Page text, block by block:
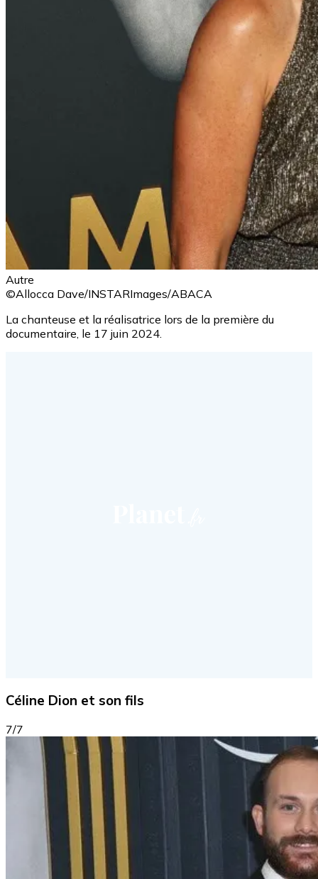
Autre
©Allocca Dave/INSTARImages/ABACA
La chanteuse et la réalisatrice lors de la première du
documentaire, le 17 juin 2024.
Céline Dion et son fils
7/7